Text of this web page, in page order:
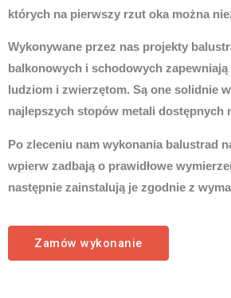
których na pierwszy rzut oka można
Wykonywane przez nas projekty
balkonowych i schodowych
ludziom i zwierzętom. Są one solidnie
najlepszych stopów metali dostępnych
Po zleceniu nam wykonania balustrad
wpierw zadbają o prawidłowe
następnie zainstalują je zgodnie z
Zamów wykonanie